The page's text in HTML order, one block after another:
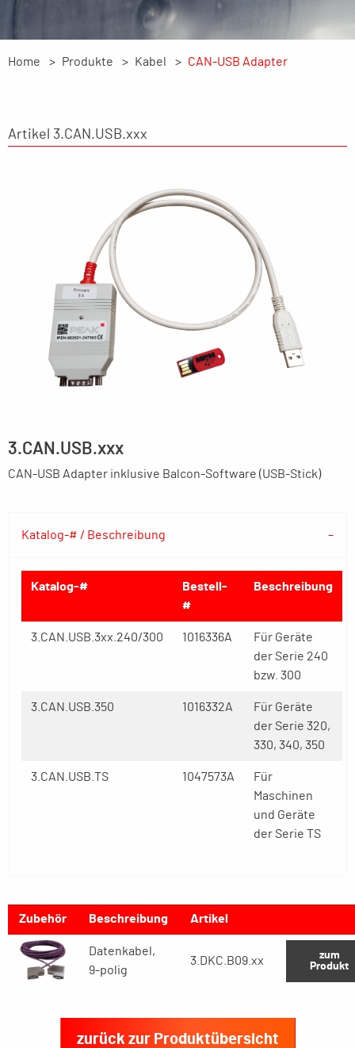
Home Produkte Kabel CAN-USB Adapter
Artikel 3.CAN.USB.xxx
3.CAN.USB.xxx
CAN-USB Adapter inklusive Balcon-Software (USB-Stick)
Katalog-# / Beschreibung
Katalog-#
Bestell-
#
Beschreibung
3.CAN.USB.3xx.240/300 1016336A
Für Geräte
der Serie 240
bzw. 300
3.CAN.USB.350 1016332A
Für Geräte
der Serie 320,
330, 340, 350
3.CAN.USB.TS 1047573A
Für
Maschinen
und Geräte
der Serie TS
Zubehör Beschreibung Artikel
Datenkabel,
9-polig
3.DKC.B09.xx
zum
Produkt
zurück zur Produktübersicht